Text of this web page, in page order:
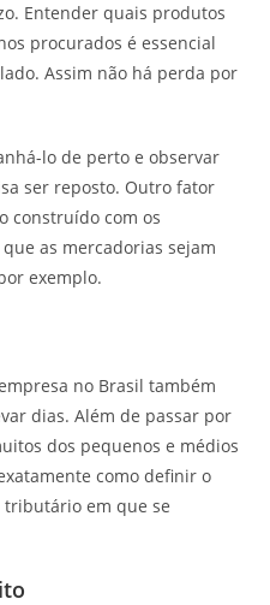
Entender quais produtos
procurados é essencial
Assim não há perda por
lo de perto e observar
ser reposto. Outro fator
construído com os
as mercadorias sejam
exemplo.
no Brasil também
dias. Além de passar por
dos pequenos e médios
como definir o
em que se